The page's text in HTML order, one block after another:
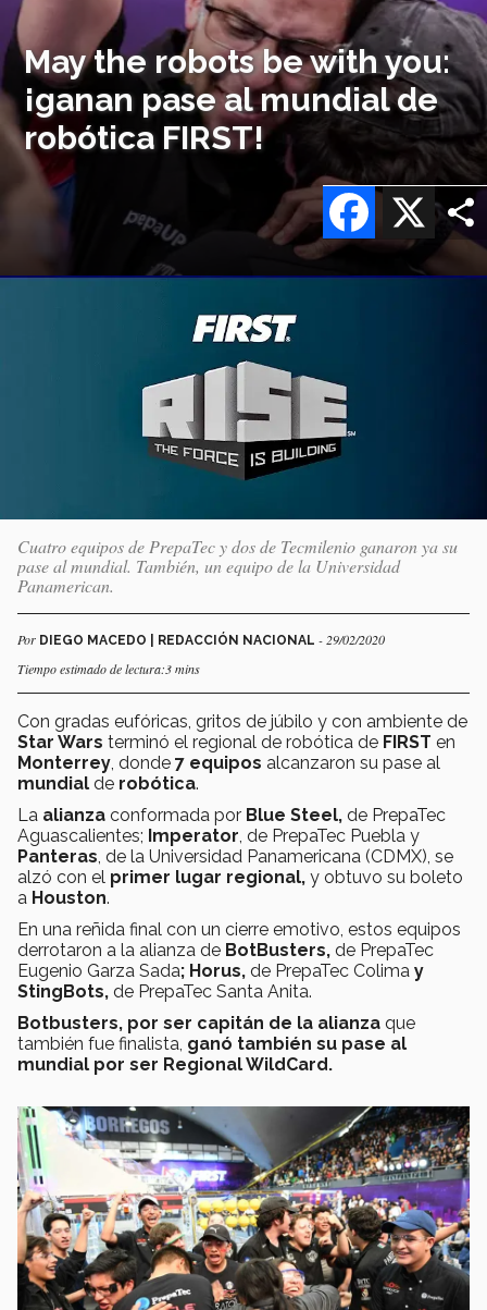
May the robots be with you:
¡ganan pase al mundial de
robótica FIRST!
X
Facebook
Cuatro equipos de PrepaTec y dos de Tecmilenio ganaron ya su
pase al mundial. También, un equipo de la Universidad
Panamerican.
Por DIEGO MACEDO | REDACCIÓN NACIONAL - 29/02/2020
Tiempo estimado de lectura:3 mins
Con gradas eufóricas, gritos de júbilo y con ambiente de
Star Wars terminó el regional de robótica de FIRST en
Monterrey , donde 7 equipos alcanzaron su pase al
mundial de robótica.
La alianza conformada por Blue Steel, de PrepaTec
Aguascalientes; Imperator , de PrepaTec Puebla y
Panteras , de la Universidad Panamericana (CDMX), se
alzó con el primer lugar regional, y obtuvo su boleto
a Houston.
En una reñida final con un cierre emotivo, estos equipos
derrotaron a la alianza de BotBusters, de PrepaTec
Eugenio Garza Sada; Horus, de PrepaTec Colima y
StingBots, de PrepaTec Santa Anita.
Botbusters, por ser capitán de la alianza que
también fue finalista, ganó también su pase al
mundial por ser Regional WildCard.